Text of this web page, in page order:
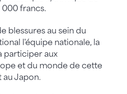
francs.
blessures au sein du
l'équipe nationale, la
participer aux
et du monde de cette
au Japon.